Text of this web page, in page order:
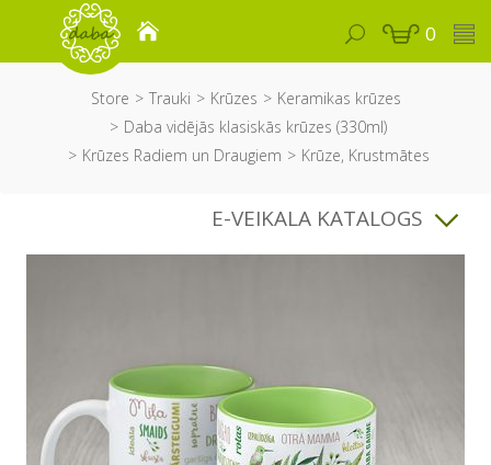
0
Store Trauki Krūzes
Keramikas krūzes
Daba vidējās klasiskās krūzes (330ml)
Krūzes Radiem un Draugiem
Krūze, Krustmātes
E-VEIKALA KATALOGS